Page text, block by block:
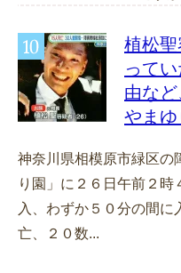
植松
って
由な
やまゆ
神奈川県相模原市緑区の
り園」に２６日午前２時
入、わずか５０分の間
亡、２０数...